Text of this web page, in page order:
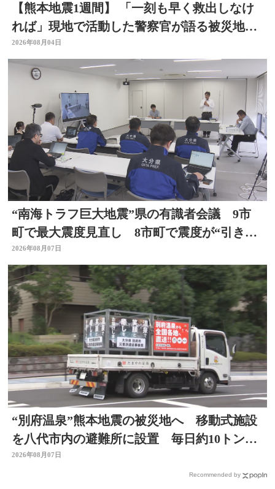
【熊本地震1週間】 「一刻も早く救出しなけ
れば」現地で活動した警察官が語る被災地の
状況 大分
2026年08月04日
“南海トラフ巨大地震”県の有識者会議 9市
町で最大震度見直し 8市町で震度が“引き上
げ” 大分
2026年08月07日
“別府温泉”熊本地震の被災地へ 移動式施設
を八代市内の避難所に設置 毎日約10トンの
温泉届ける 大分
2026年08月07日
Recommended by